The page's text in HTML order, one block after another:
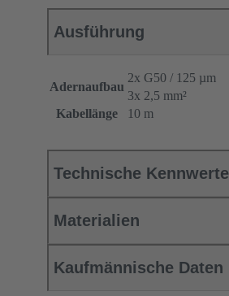
Ausführung
Adernaufbau
2x G50 / 125 µm
3x 2,5 mm²
Kabellänge
10 m
Technische Kennwerte
Materialien
Kaufmännische Daten